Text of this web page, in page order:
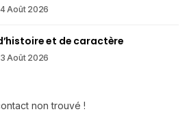
4 Août 2026
et de caractère
3 Août 2026
non trouvé !